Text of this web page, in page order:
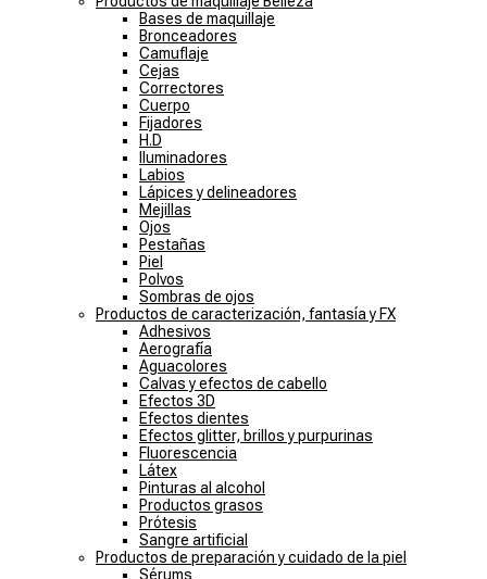
Bases de maquillaje
Bronceadores
Camuflaje
Cejas
Correctores
Cuerpo
Fijadores
H.D
Iluminadores
Labios
Lápices y delineadores
Mejillas
Ojos
Pestañas
Piel
Polvos
Sombras de ojos
Productos de caracterización, fantasía y FX
Adhesivos
Aerografía
Aguacolores
Calvas y efectos de cabello
Efectos 3D
Efectos dientes
Efectos glitter, brillos y purpurinas
Fluorescencia
Látex
Pinturas al alcohol
Productos grasos
Prótesis
Sangre artificial
Productos de preparación y cuidado de la piel
Sérums